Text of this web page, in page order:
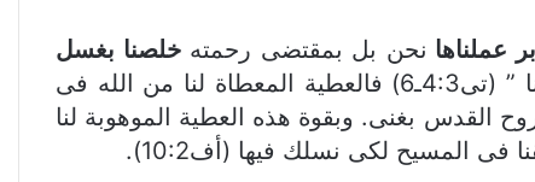
عملناها نحن بل بمقتضى رحمتهخلصنا بغسل
الذى سكبه بغنى علينا بيسوع المسيح مخلصنا ” (تى4:3ـ6) فالعطية المعطاة لنا من الله فى
القدس بغنى. وبقوة هذه العطية الموهوبة لنا
المسيح لكى نسلك فيها (أف10:2).